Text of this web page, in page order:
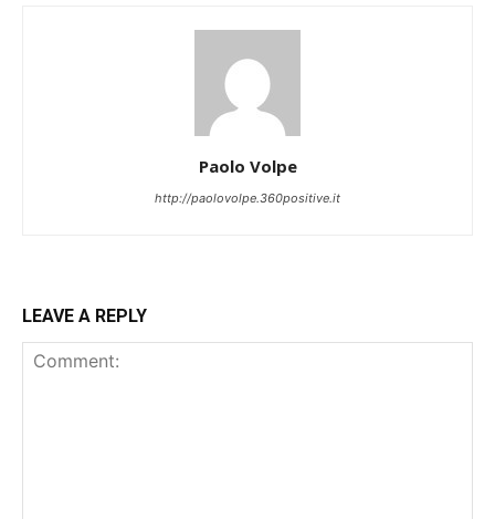
Paolo Volpe
http://paolovolpe.360positive.it
LEAVE A REPLY